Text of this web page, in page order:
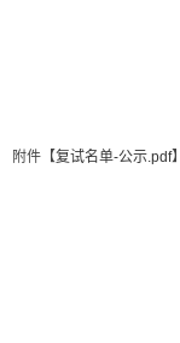
附件【复试名单-公示.pdf